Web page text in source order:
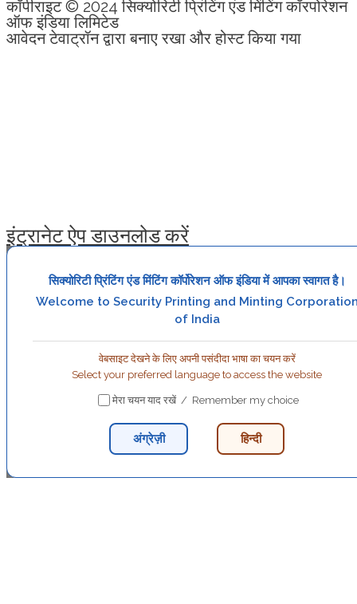
कॉपीराइट © 2024 सिक्योरिटी प्रिंटिंग एंड मिंटिंग कॉरपोरेशन
ऑफ इंडिया लिमिटेड
आवेदन टेवाट्रॉन द्वारा बनाए रखा और होस्ट किया गया
इंट्रानेट ऐप डाउनलोड करें
सिक्योरिटी प्रिंटिंग एंड मिंटिंग कॉर्पोरेशन ऑफ इंडिया में आपका स्वागत है।
Welcome to Security Printing and Minting
of India
वेबसाइट देखने के लिए अपनी पसंदीदा भाषा का चयन करें
Select your preferred language to access the website
मेरा चयन याद रखें / Remember my choice
अंग्रेज़ी हिन्दी